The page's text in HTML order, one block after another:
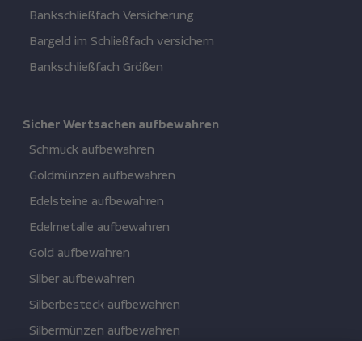
Bankschließfach Versicherung
Bargeld im Schließfach versichern
Bankschließfach Größen
Sicher Wertsachen aufbewahren
Schmuck aufbewahren
Goldmünzen aufbewahren
Edelsteine aufbewahren
Edelmetalle aufbewahren
Gold aufbewahren
Silber aufbewahren
Silberbesteck aufbewahren
Silbermünzen aufbewahren